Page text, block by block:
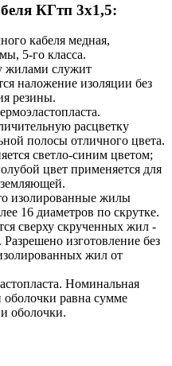
КГтп 3х1,5:
кабеля медная,
5-го класса.
жилами служит
наложение изоляции без
резины.
расцветку
полосы отличного цвета.
светло-синим цветом;
цвет применяется для
изолированные жилы
16 диаметров по скрутке.
сверху скрученных жил -
изготовление без
жил от
Номинальная
равна сумме
оболочки.